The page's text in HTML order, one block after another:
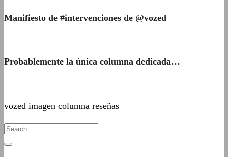
Manifiesto de #intervenciones de @vozed
Probablemente la única columna dedicada…
vozed imagen columna reseñas